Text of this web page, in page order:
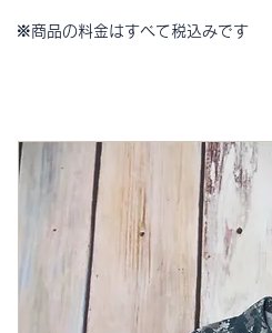
※商品の料金はすべて税込みです